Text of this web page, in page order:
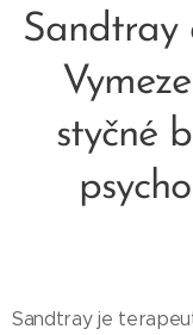
Sandtray
styčné
Sandtray je